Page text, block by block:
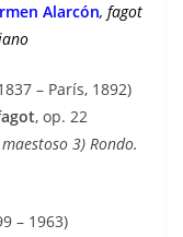
Alarcón, fagot
– París, 1892)
, op. 22
3) Rondo.
– 1963)